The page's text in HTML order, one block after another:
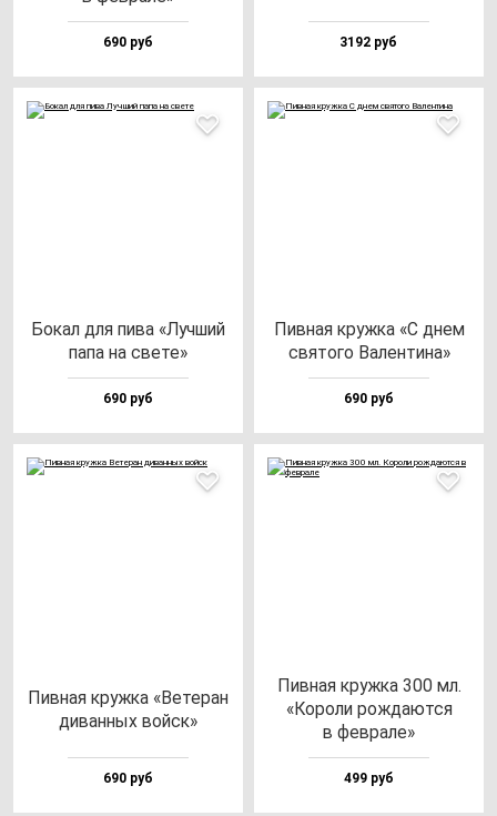
690 руб 3192 руб
Бокал для пи­ва «Луч­ший
па­па на све­те»
690 руб
Пив­ная круж­ка «С днем
свя­то­го Вален­ти­на»
690 руб
Пив­ная круж­ка «Вете­ран
ди­ван­ных вой­ск»
690 руб
Пив­ная круж­ка 300 мл.
«Коро­ли рож­да­ют­ся
в фев­ра­ле»
499 руб